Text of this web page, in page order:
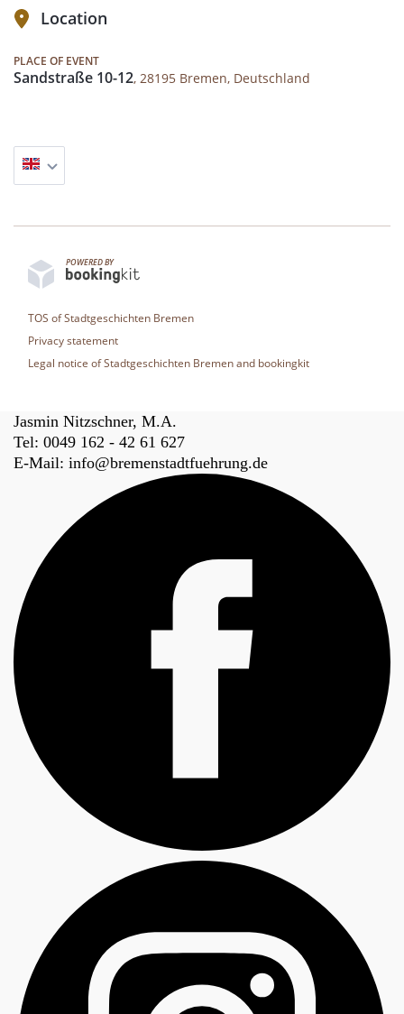
Location
PLACE OF EVENT
Sandstraße 10-12, 28195 Bremen, Deutschland
POWERED BY
TOS of Stadtgeschichten Bremen
Privacy statement
Legal notice of Stadtgeschichten Bremen and bookingkit
Fussbereich
Jasmin Nitzschner, M.A.
Tel: 0049 162 - 42 61 627
E-Mail: info@bremenstadtfuehrung.de